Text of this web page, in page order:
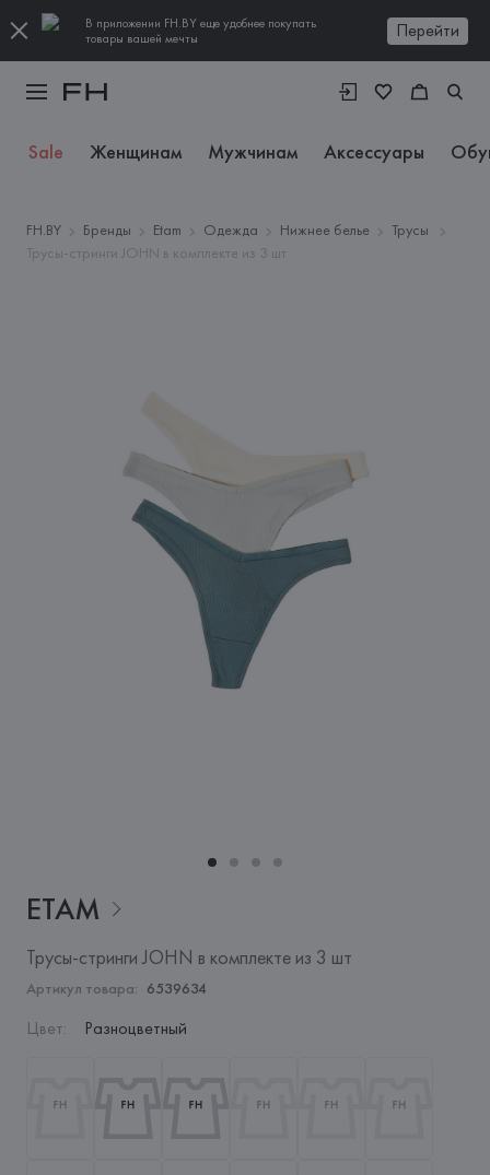
В приложении FH.BY еще удобнее покупать
товары вашей мечты
Перейти
Sale Женщинам Мужчинам Аксессуары
FH.BY Бренды Etam Одежда Нижнее белье
Трусы
Трусы-стринги JOHN в комплекте из 3 шт
ETAM
Трусы-стринги JOHN в комплекте из 3 шт
Артикул товара: 6539634
Цвет: Разноцветный